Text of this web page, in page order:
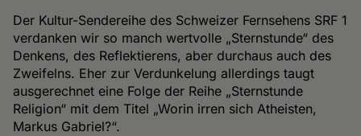
Der Kultur-Sendereihe des Schweizer Fernsehens SRF 1
verdanken wir so manch wertvolle „Sternstunde“ des
Denkens, des Reflektierens, aber durchaus auch des
Zweifelns. Eher zur Verdunkelung allerdings taugt
ausgerechnet eine Folge der Reihe „Sternstunde
Religion“ mit dem Titel „Worin irren sich Atheisten,
Markus Gabriel?“.